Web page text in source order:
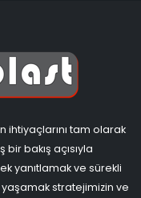
ihtiyaçlarını tam olarak
bakış açısıyla
yanıtlamak ve sürekli
stratejimizin ve